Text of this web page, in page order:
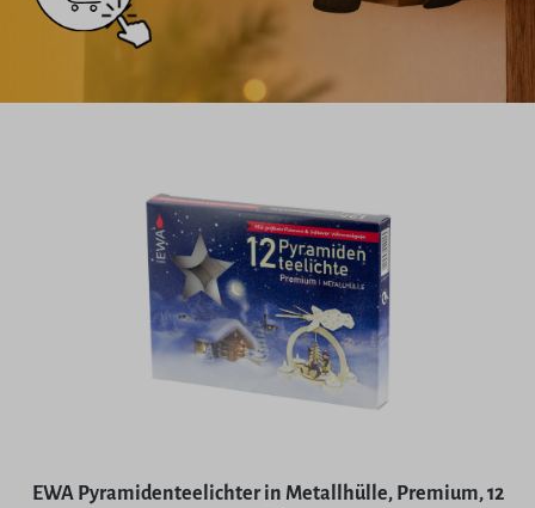
EWA Pyramidenteelichter in Metallhülle, Premium, 12